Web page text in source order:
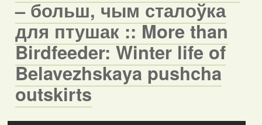
– больш, чым сталоўка
для птушак :: More than
Birdfeeder: Winter life of
Belavezhskaya pushcha
outskirts